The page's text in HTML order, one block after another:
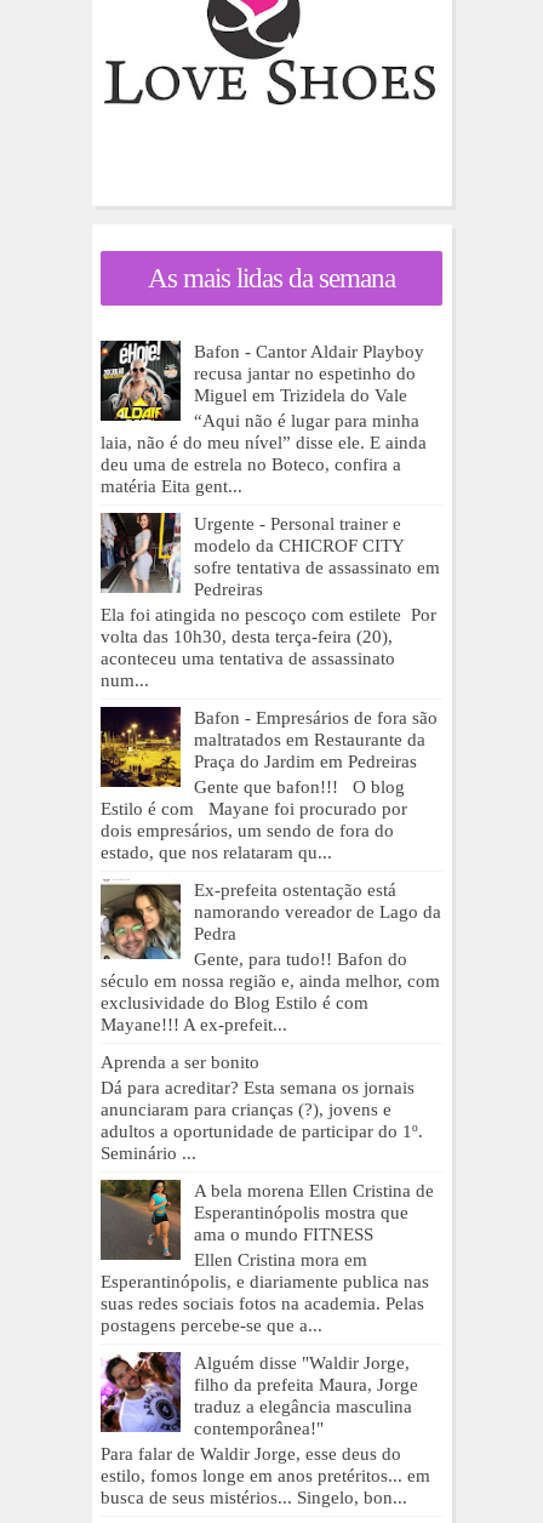
As mais lidas da semana
Bafon - Cantor Aldair Playboy
recusa jantar no espetinho do
Miguel em Trizidela do Vale
“Aqui não é lugar para minha
laia, não é do meu nível” disse ele. E ainda
deu uma de estrela no Boteco, confira a
matéria Eita gent...
Urgente - Personal trainer e
modelo da CHICROF CITY
sofre tentativa de assassinato em
Pedreiras
Ela foi atingida no pescoço com estilete Por
volta das 10h30, desta terça-feira (20),
aconteceu uma tentativa de assassinato
num...
Bafon - Empresários de fora são
maltratados em Restaurante da
Praça do Jardim em Pedreiras
Gente que bafon!!! O blog
Estilo é com Mayane foi procurado por
dois empresários, um sendo de fora do
estado, que nos relataram qu...
Ex-prefeita ostentação está
namorando vereador de Lago da
Pedra
Gente, para tudo!! Bafon do
século em nossa região e, ainda melhor, com
exclusividade do Blog Estilo é com
Mayane!!! A ex-prefeit...
Aprenda a ser bonito
Dá para acreditar? Esta semana os jornais
anunciaram para crianças (?), jovens e
adultos a oportunidade de participar do 1º.
Seminário ...
A bela morena Ellen Cristina de
Esperantinópolis mostra que
ama o mundo FITNESS
Ellen Cristina mora em
Esperantinópolis, e diariamente publica nas
suas redes sociais fotos na academia. Pelas
postagens percebe-se que a...
Alguém disse "Waldir Jorge,
filho da prefeita Maura, Jorge
traduz a elegância masculina
contemporânea!"
Para falar de Waldir Jorge, esse deus do
estilo, fomos longe em anos pretéritos... em
busca de seus mistérios... Singelo, bon...